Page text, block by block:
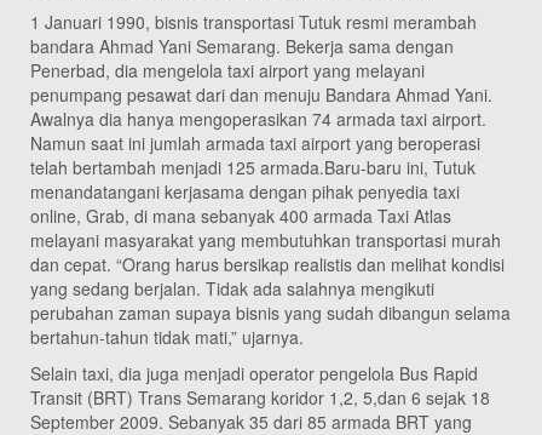
1 Januari 1990, bisnis transportasi Tutuk resmi merambah
bandara Ahmad Yani Semarang. Bekerja sama dengan
Penerbad, dia mengelola taxi airport yang melayani
penumpang pesawat dari dan menuju Bandara Ahmad Yani.
Awalnya dia hanya mengoperasikan 74 armada taxi airport.
Namun saat ini jumlah armada taxi airport yang beroperasi
telah bertambah menjadi 125 armada.Baru-baru ini, Tutuk
menandatangani kerjasama dengan pihak penyedia taxi
online, Grab, di mana sebanyak 400 armada Taxi Atlas
melayani masyarakat yang membutuhkan transportasi murah
dan cepat. “Orang harus bersikap realistis dan melihat kondisi
yang sedang berjalan. Tidak ada salahnya mengikuti
perubahan zaman supaya bisnis yang sudah dibangun selama
bertahun-tahun tidak mati,” ujarnya.
Selain taxi, dia juga menjadi operator pengelola Bus Rapid
Transit (BRT) Trans Semarang koridor 1,2, 5,dan 6 sejak 18
September 2009. Sebanyak 35 dari 85 armada BRT yang